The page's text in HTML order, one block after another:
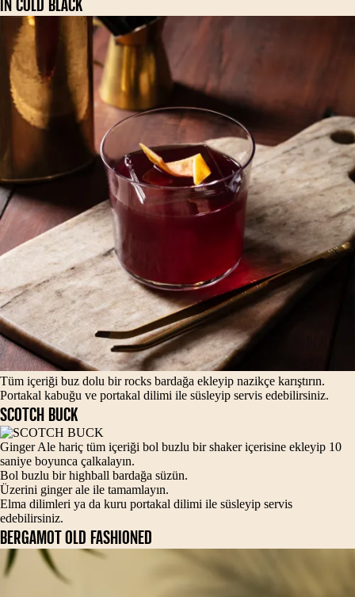
Tüm içeriği buz dolu bir rocks bardağa ekleyip nazikçe karıştırın.
Portakal kabuğu ve portakal dilimi ile süsleyip servis edebilirsiniz.
SCOTCH BUCK
Ginger Ale hariç tüm içeriği bol buzlu bir shaker içerisine ekleyip 10
saniye boyunca çalkalayın.
Bol buzlu bir highball bardağa süzün.
Üzerini ginger ale ile tamamlayın.
Elma dilimleri ya da kuru portakal dilimi ile süsleyip servis
edebilirsiniz.
BERGAMOT OLD FASHIONED